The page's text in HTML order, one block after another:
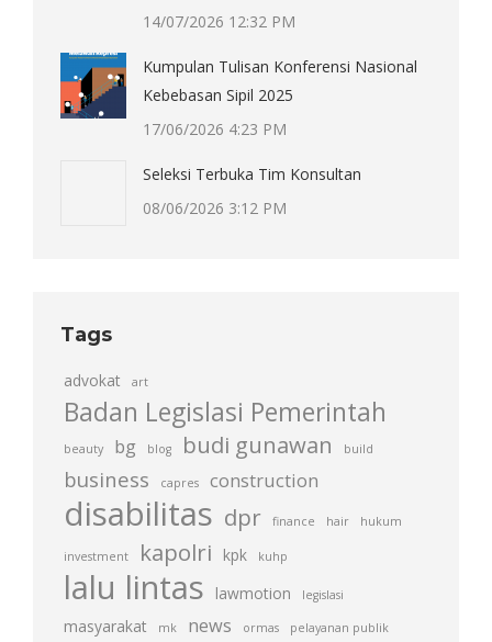
14/07/2026 12:32 PM
Kumpulan Tulisan Konferensi Nasional
Kebebasan Sipil 2025
17/06/2026 4:23 PM
Seleksi Terbuka Tim Konsultan
08/06/2026 3:12 PM
Tags
advokat art
Badan Legislasi Pemerintah
beauty bg blog budi gunawan build
business capres construction
disabilitas dpr finance hair hukum
investment kapolri kpk kuhp
lalu lintas lawmotion legislasi
masyarakat mk news ormas pelayanan publik